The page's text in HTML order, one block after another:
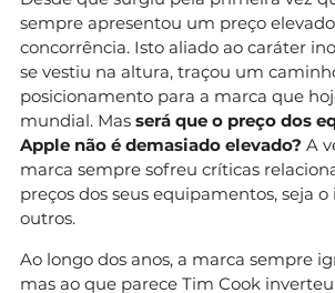
sempre apresentou um preço
concorrência. Isto aliado ao caráter
se vestiu na altura, traçou um
posicionamento para a marca que
mundial. Mas será que o preço dos
Apple não é demasiado elevado? A
marca sempre sofreu críticas
preços dos seus equipamentos, seja
outros.
Ao longo dos anos, a marca sempre
mas ao que parece Tim Cook